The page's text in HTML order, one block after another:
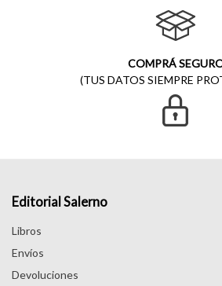
COMPRÁ
(TUS DATOS SIEMPRE
Editorial Salerno
Libros
Envíos
Devoluciones